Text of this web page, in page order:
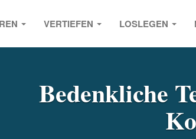
VERTIEFEN LOSLEGEN
Bedenkliche